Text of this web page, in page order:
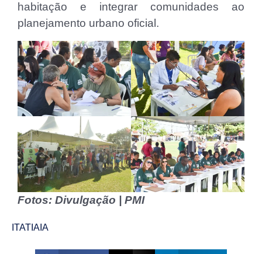
habitação e integrar comunidades ao
planejamento urbano oficial.
Fotos: Divulgação | PMI
ITATIAIA